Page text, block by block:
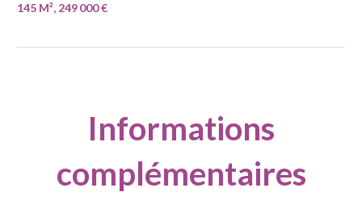
145 M², 249 000 €
Informations
complémentaires